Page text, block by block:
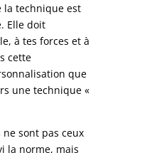
technique est
Elle doit
à tes forces et à
cette
que
une technique «
sont pas ceux
la norme, mais